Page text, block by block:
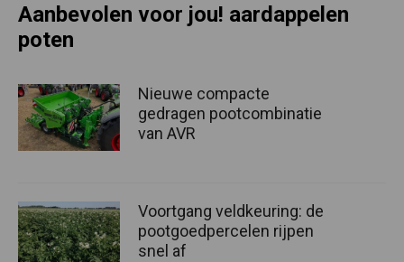
Aanbevolen voor jou! aardappelen
poten
Nieuwe compacte
gedragen pootcombinatie
van AVR
Voortgang veldkeuring: de
pootgoedpercelen rijpen
snel af